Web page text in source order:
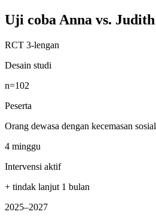
Uji coba Anna vs. Judith
RCT 3-lengan
Desain studi
n=102
Peserta
Orang dewasa dengan kecemasan sosial
4 minggu
Intervensi aktif
+ tindak lanjut 1 bulan
2025–2027